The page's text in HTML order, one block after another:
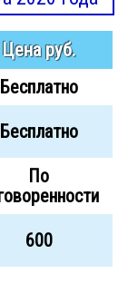
Цена руб.
Бесплатно
Бесплатно
По
600